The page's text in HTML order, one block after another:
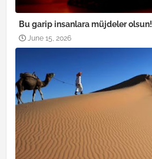
Bu garip insanlara müjdeler olsun!
June 15, 2026